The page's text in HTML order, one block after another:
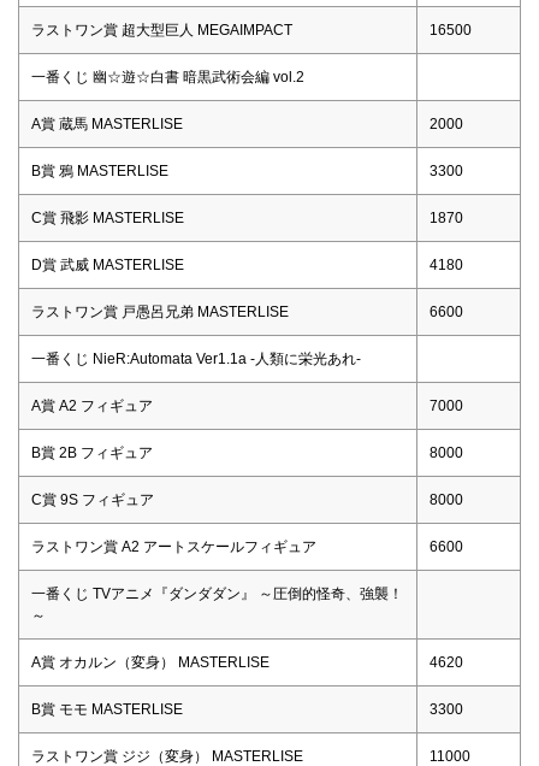
ラストワン賞 超大型巨人 MEGAIMPACT 16500
一番くじ 幽☆遊☆白書 暗黒武術会編 vol.2
A賞 蔵馬 MASTERLISE 2000
B賞 鴉 MASTERLISE 3300
C賞 飛影 MASTERLISE 1870
D賞 武威 MASTERLISE 4180
ラストワン賞 戸愚呂兄弟 MASTERLISE 6600
一番くじ NieR:Automata Ver1.1a -人類に栄光あれ-
A賞 A2 フィギュア 7000
B賞 2B フィギュア 8000
C賞 9S フィギュア 8000
ラストワン賞 A2 アートスケールフィギュア 6600
一番くじ TVアニメ『ダンダダン』 ～圧倒的怪奇、強襲！
～
A賞 オカルン（変身） MASTERLISE 4620
B賞 モモ MASTERLISE 3300
ラストワン賞 ジジ（変身） MASTERLISE 11000